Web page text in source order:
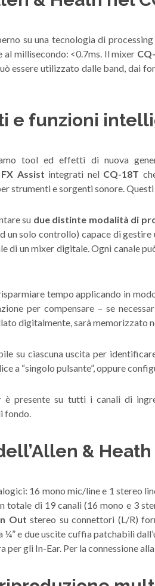
su una tecnologia di
millisecondo: <0.7ms. Il mixer
essere utilizzato dalle band, dai
e funzioni
tool ed effetti di nuova
FX Assist integrati nel CQ-18T
strumenti e sorgenti sonore.
su due distinte modalità di
un solo controllo) capace di gestire
di un mixer digitale. Ogni canale
tempo applicando in
per compensare – se
digitalmente, sarà memorizzato
su ciascuna uscita per
a “singolo pulsante”, oppure
è presente su tutti i canali di
fondo.
& Heath
16 mono mic/line e 1 stereo
totale di 19 canali (16 mono e 3
Out stereo su connettori (L/R)
e due uscite cuffia patchabili
per gli In-Ear. Per la connessione